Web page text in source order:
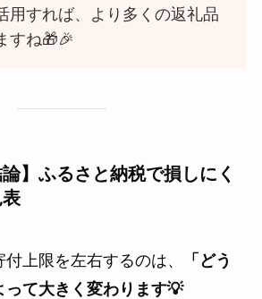
用すれば、より多くの返礼品
すね🎁🎉
論】ふるさと納税で損しにく
上限を左右するのは、
「どう
って大きく変わります💡